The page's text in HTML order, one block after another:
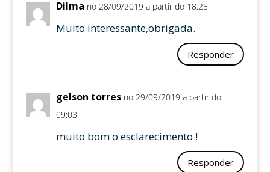
Dilma no 28/09/2019 a partir do 18:25
Muito interessante,obrigada.
Responder
gelson torres no 29/09/2019 a partir do
09:03
muito bom o esclarecimento !
Responder